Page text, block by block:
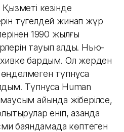
кезінде
түгелдей жинап жүр
1990 жылғы
тауып алдық. Нью-
бардым. Ол жерден
түпнұсқа
Түпнұсқа Human
айында жіберілсе,
еніп, қазанда
баяндамада көптеген